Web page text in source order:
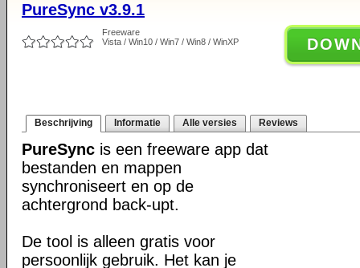
PureSync v3.9.1
Freeware
Vista / Win10 / Win7 / Win8 / WinXP
Beschrijving Informatie Alle versies Reviews
PureSync is een freeware app dat
bestanden en mappen
synchroniseert en op de
achtergrond back-upt.
De tool is alleen gratis voor
persoonlijk gebruik. Het kan je